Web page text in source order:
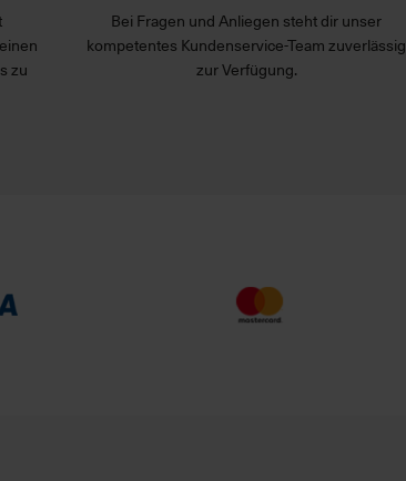
zu
Bei Fragen und Anliegen steht dir unser
kompetentes Kundenservice-Team zuverlässig
zur Verfügung.